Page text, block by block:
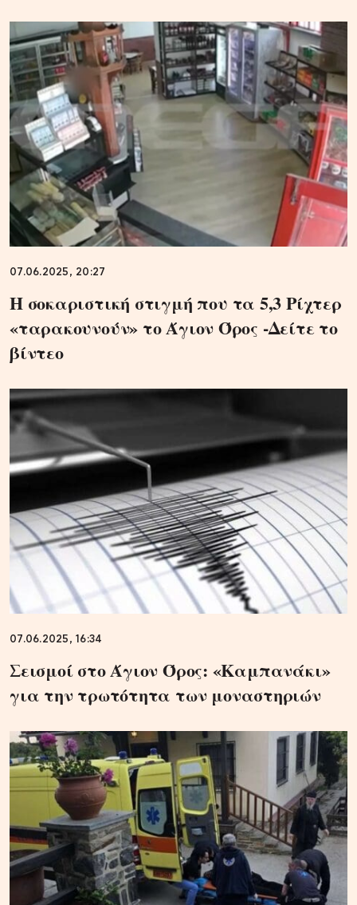
07.06.2025, 20:27
Η σοκαριστική στιγμή που τα 5,3 Ρίχτερ
«ταρακουνούν» το Άγιον Όρος -Δείτε το
βίντεο
07.06.2025, 16:34
Σεισμοί στο Άγιον Όρος: «Καμπανάκι»
για την τρωτότητα των μοναστηριών